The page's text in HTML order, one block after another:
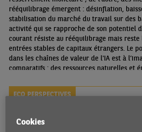
rééquilibrage émergent : désinflation,
stabilisation du marché du travail sur des
activité qui se rapproche de son potentiel
courant résiste au rééquilibrage mais
entrées stables de capitaux étrangers. Le
dans les chaînes de valeur de l'IA est à
comparatifs : des ressources naturelles et
ECO PERSPECTIVES
Cookies